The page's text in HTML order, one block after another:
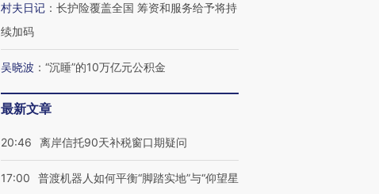
村夫日记 ： 长护险覆盖全国 筹资和服务给予将持
续加码
吴晓波 ： “沉睡”的10万亿元公积金
最新文章
20:46 离岸信托90天补税窗口期疑问
17:00
普渡机器人如何平衡“脚踏实地”与“仰望星